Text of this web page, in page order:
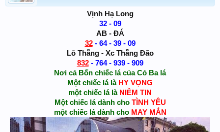
Vịnh Hạ Long
32 - 09
AB - ĐÁ
32- 64 - 39 - 09
Lô Thẵng - Xc Thẵng Đão
832- 764 - 939 - 909
Nơi cả Bốn chiếc lá của Cỏ Ba lá
Một chiếc lá là HY VỌNG
một chiếc lá là NIỀM TIN
Một chiếc lá dành cho TÌNH YÊU
một chiếc lá dành cho MAY MẮN